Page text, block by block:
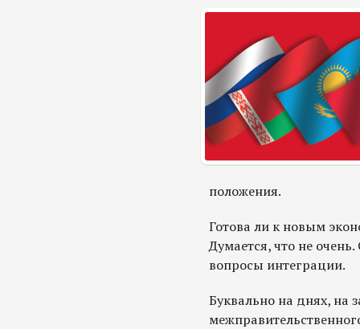
положения.
Готова ли к новым
Думается, что не
вопросы интеграции.
Буквально на днях, на